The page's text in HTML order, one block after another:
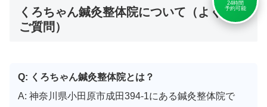
くろちゃん鍼灸整体院について（よくある
ご質問）
Q: くろちゃん鍼灸整体院とは？
A: 神奈川県小田原市成田394-1にある鍼灸整体院で
24時間
予約可能